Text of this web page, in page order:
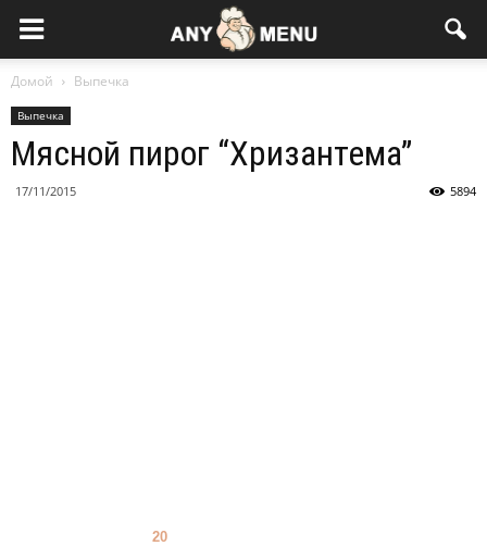
Домой Выпечка
Выпечка
Мясной пирог “Хризантема”
17/11/2015 5894
20